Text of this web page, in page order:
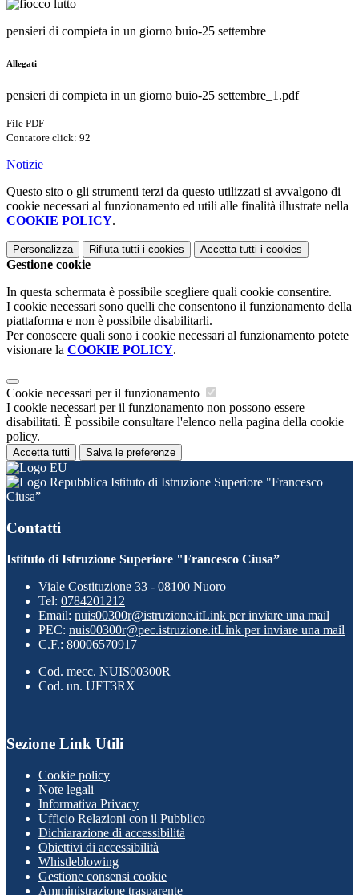
pensieri di compieta in un giorno buio-25 settembre
Allegati
pensieri di compieta in un giorno buio-25 settembre_1.pdf
File PDF
Contatore click: 92
Notizie
Questo sito o gli strumenti terzi da questo utilizzati si avvalgono di
cookie necessari al funzionamento ed utili alle finalità illustrate nella
COOKIE POLICY.
Personalizza Rifiuta tutti i cookies Accetta tutti i cookies
Gestione cookie
In questa schermata è possibile scegliere quali cookie consentire.
I cookie necessari sono quelli che consentono il funzionamento della
piattaforma e non è possibile disabilitarli.
Per conoscere quali sono i cookie necessari al funzionamento potete
visionare la COOKIE POLICY.
Cookie necessari per il funzionamento
I cookie necessari per il funzionamento non possono essere
disabilitati. È possibile consultare l'elenco nella pagina della cookie
policy.
Accetta tutti Salva le preferenze
Istituto di Istruzione Superiore "Francesco
Ciusa”
Contatti
Istituto di Istruzione Superiore "Francesco Ciusa”
Viale Costituzione 33 - 08100 Nuoro
Tel: 0784201212
Email: nuis00300r@istruzione.itLink per inviare una mail
PEC: nuis00300r@pec.istruzione.itLink per inviare una mail
C.F.: 80006570917
Cod. mecc. NUIS00300R
Cod. un. UFT3RX
Sezione Link Utili
Cookie policy
Note legali
Informativa Privacy
Ufficio Relazioni con il Pubblico
Dichiarazione di accessibilità
Obiettivi di accessibilità
Whistleblowing
Gestione consensi cookie
Amministrazione trasparente